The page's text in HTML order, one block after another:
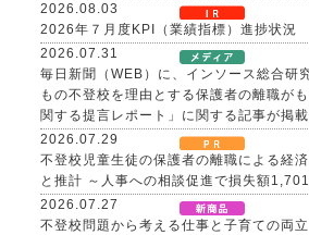
2026.08.03
2026年７月度KPI（業績指標）進捗状況
2026.07.31
毎日新聞（WEB）に、インソース総合研
もの不登校を理由とする保護者の離職が
関する提言レポート」に関する記事が掲載
2026.07.29
不登校児童生徒の保護者の離職による経
と推計 ～人事への相談促進で損失額
2026.07.27
不登校問題から考える仕事と子育ての両